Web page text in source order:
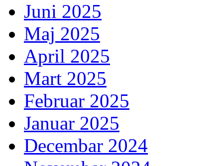
Juni 2025
Maj 2025
April 2025
Mart 2025
Februar 2025
Januar 2025
Decembar 2024